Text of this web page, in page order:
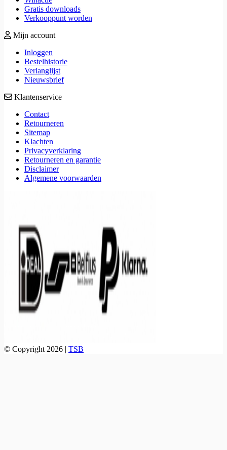
Gratis downloads
Verkooppunt worden
Mijn account
Inloggen
Bestelhistorie
Verlanglijst
Nieuwsbrief
Klantenservice
Contact
Retourneren
Sitemap
Klachten
Privacyverklaring
Retourneren en garantie
Disclaimer
Algemene voorwaarden
© Copyright 2026 | TSB